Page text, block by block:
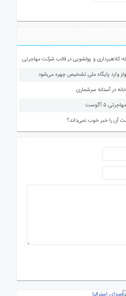
وارد پایگاه ملی تشخیص چهره می‌شود
در آستانه سرشماری
۵ آگوست
آن را خبر خوب نمی‌داند؟